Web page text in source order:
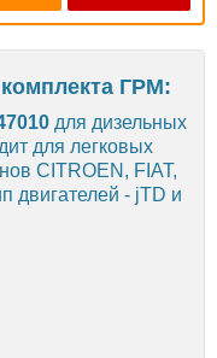
ГРМ:
для дизельных
для легковых
CITROEN, FIAT,
двигателей - jTD и